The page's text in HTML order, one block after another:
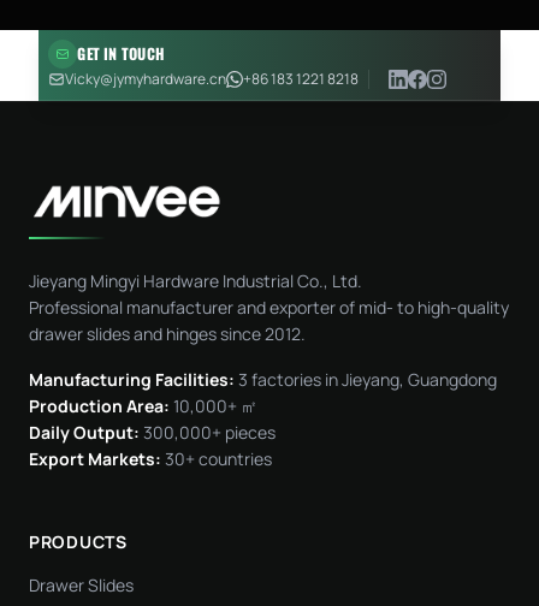
GET IN TOUCH
Vicky@jymyhardware.cn
+86 183 1221 8218
Jieyang Mingyi Hardware Industrial Co., Ltd.
Professional manufacturer and exporter of mid- to high-quality
drawer slides and hinges since 2012.
Manufacturing Facilities: 3 factories in Jieyang, Guangdong
Production Area: 10,000+ ㎡
Daily Output: 300,000+ pieces
Export Markets: 30+ countries
PRODUCTS
Drawer Slides